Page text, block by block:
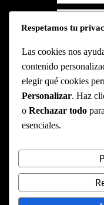
Respetamos tu
Las cookies nos
contenido
elegir qué cookies
Personalizar. Haz
o Rechazar todo
esenciales.